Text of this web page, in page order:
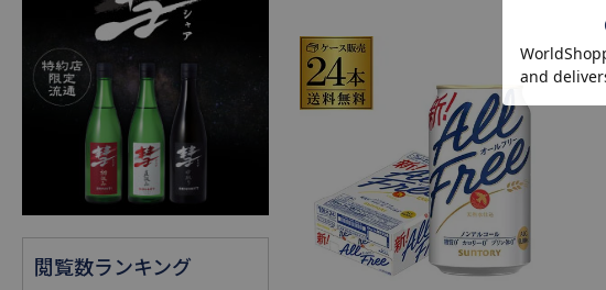
閲覧数ランキング